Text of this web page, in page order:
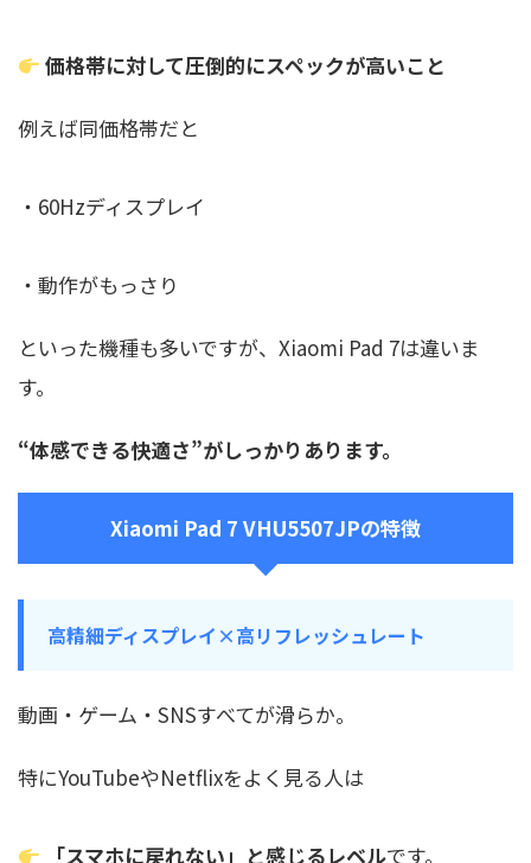
価格帯に対して圧倒的にスペックが高いこと
例えば同価格帯だと
・60Hzディスプレイ
・動作がもっさり
といった機種も多いですが、Xiaomi Pad 7は違いま
す。
“体感できる快適さ”がしっかりあります。
Xiaomi Pad 7 VHU5507JPの特徴
高精細ディスプレイ×高リフレッシュレート
動画・ゲーム・SNSすべてが滑らか。
特にYouTubeやNetflixをよく見る人は
「スマホに戻れない」と感じるレベルです。